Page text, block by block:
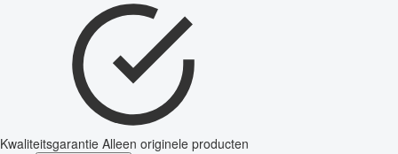
Kwaliteitsgarantie Alleen originele producten